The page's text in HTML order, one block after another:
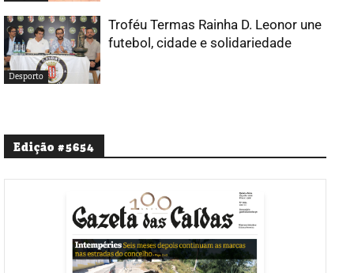
Desporto
Troféu Termas Rainha D. Leonor une
futebol, cidade e solidariedade
Edição #5654